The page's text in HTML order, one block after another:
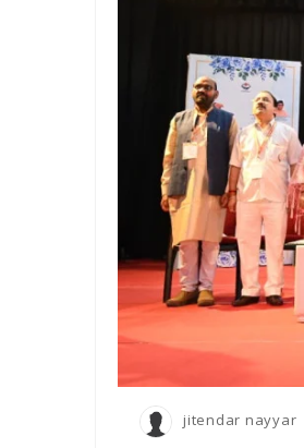
jitendar nayyar